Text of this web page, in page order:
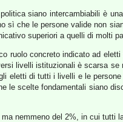
siano intercambiabili è
sì che le persone valide non
superiori a quelli di molti
ruolo concreto indicato ad
livelli istituzionali è scarsa se
eletti di tutti i livelli e le
le scelte fondamentali siano
nemmeno del 2%, in cui